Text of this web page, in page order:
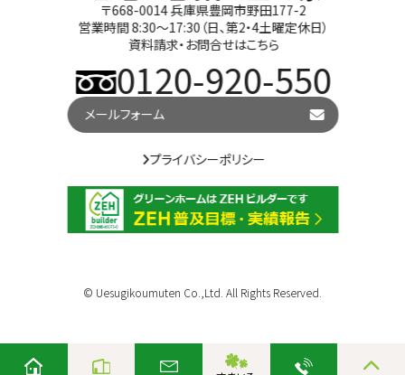
〒668-0014 兵庫県豊岡市野田177-2
営業時間 8:30～17:30（日、第2・4土曜定休日）
資料請求・お問合せはこちら
0120-920-550
メールフォーム
プライバシーポリシー
© Uesugikoumuten Co.,Ltd. All Rights Reserved.